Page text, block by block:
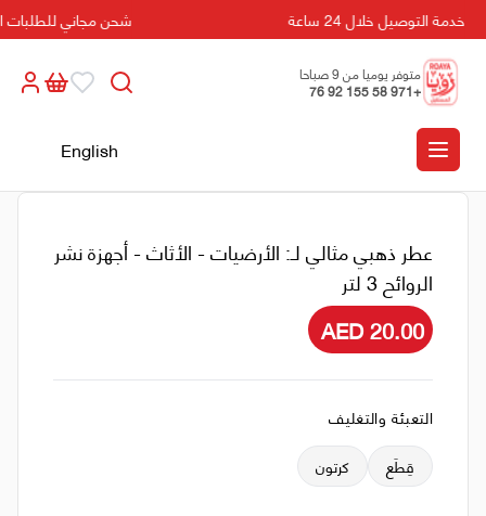
خدمة التوصيل خلال 24 ساعة شحن مجاني للطلبات التي
متوفر يوميا من 9 صباحا
الى 5 مسائا
+971 58 155 92 76
English
عطر ذهبي مثالي لـ: الأرضيات - الأثاث - أجهزة نشر
الروائح 3 لتر
AED 20.00
التعبئة والتغليف
قِطَع
كرتون